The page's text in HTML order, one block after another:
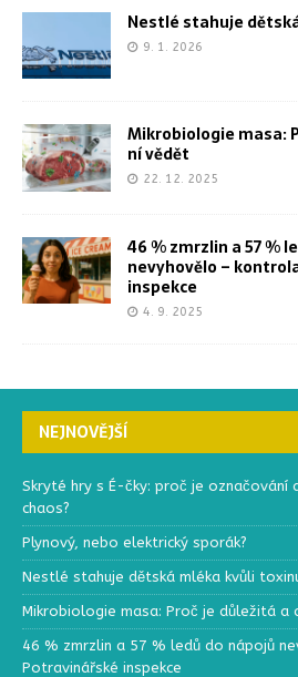
Nestlé stahuje
9. 1. 2026
Mikrobiologie masa:
ní vědět
22. 12. 2025
46 % zmrzlin a 57 %
nevyhovělo –
inspekce
4. 9. 2025
NEJNOVĚJŠÍ
Skryté hry s É-čky: proč je
chaos?
Plynový, nebo elektrický sporák?
Nestlé stahuje dětská mléka kvůli
Mikrobiologie masa: Proč je důležitá a
46 % zmrzlin a 57 % ledů do nápojů
Potravinářské inspekce